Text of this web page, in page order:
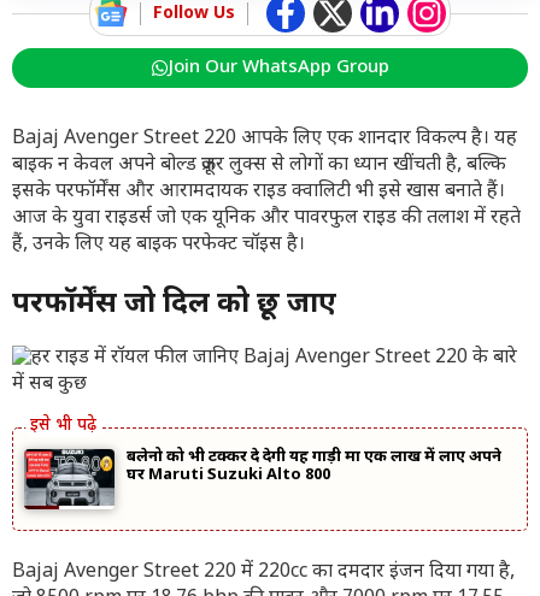
Follow Us
Join Our WhatsApp Group
Bajaj Avenger Street 220 आपके लिए एक शानदार विकल्प है। यह
बाइक न केवल अपने बोल्ड क्रूज़र लुक्स से लोगों का ध्यान खींचती है, बल्कि
इसके परफॉर्मेंस और आरामदायक राइड क्वालिटी भी इसे खास बनाते हैं।
आज के युवा राइडर्स जो एक यूनिक और पावरफुल राइड की तलाश में रहते
हैं, उनके लिए यह बाइक परफेक्ट चॉइस है।
परफॉर्मेंस जो दिल को छू जाए
बलेनो को भी टक्कर दे देगी यह गाड़ी मात्र एक लाख में लाए अपने
घर Maruti Suzuki Alto 800
Bajaj Avenger Street 220 में 220cc का दमदार इंजन दिया गया है,